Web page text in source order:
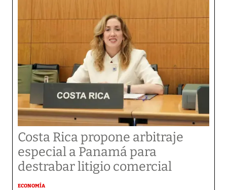
Costa Rica propone arbitraje
especial a Panamá para
destrabar litigio comercial
ECONOMÍA